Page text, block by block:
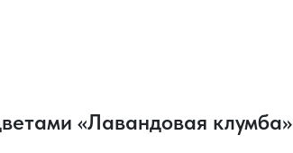
«Лавандовая клумба»